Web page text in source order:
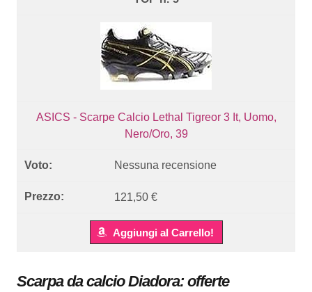
ASICS - Scarpe Calcio Lethal Tigreor 3 It, Uomo,
Nero/Oro, 39
Nessuna recensione
121,50 €
Aggiungi al Carrello!
Scarpa da calcio Diadora: offerte